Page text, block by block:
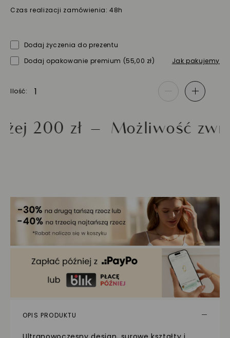
Czas realizacji zamówienia: 48h
Dodaj życzenia do prezentu
Dodaj opakowanie premium (55,00 zł) Jak pakujemy
Ilość - +
zł Możliwość zwrotu
OPIS PRODUKTU